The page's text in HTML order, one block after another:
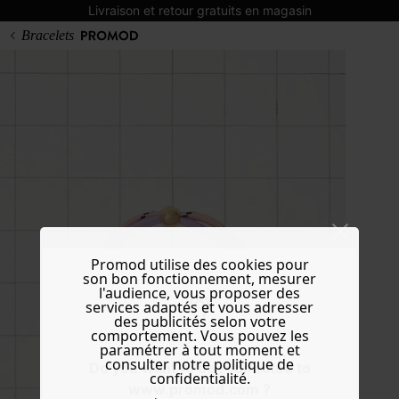
Livraison et retour gratuits en magasin
Do you want to be redirected to
www.promod.com ?
Bracelets
Promod utilise des cookies pour
son bon fonctionnement, mesurer
l'audience, vous proposer des
services adaptés et vous adresser
des publicités selon votre
comportement. Vous pouvez les
paramétrer à tout moment et
consulter notre politique de
confidentialité.